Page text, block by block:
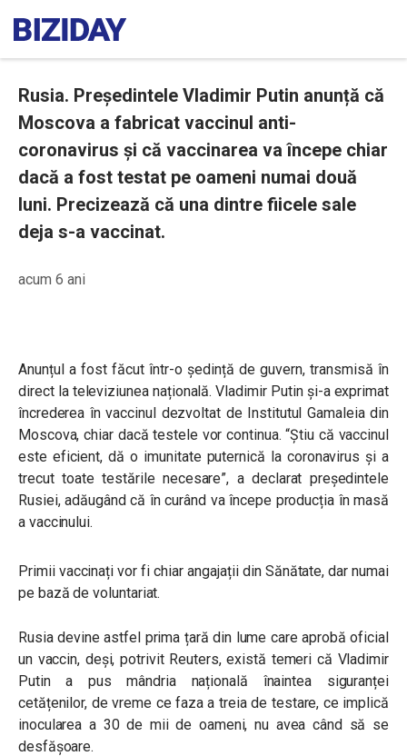
Rusia. Președintele Vladimir Putin anunță că
Moscova a fabricat vaccinul anti-
coronavirus și că vaccinarea va începe chiar
dacă a fost testat pe oameni numai două
luni. Precizează că una dintre fiicele sale
deja s-a vaccinat.
acum 6 ani
Anunțul a fost făcut într-o ședință de guvern, transmisă în
direct la televiziunea națională. Vladimir Putin și-a exprimat
încrederea în vaccinul dezvoltat de Institutul Gamaleia din
Moscova, chiar dacă testele vor continua. “Știu că vaccinul
este eficient, dă o imunitate puternică la coronavirus și a
trecut toate testările necesare”, a declarat președintele
Rusiei, adăugând că în curând va începe producția în masă
a vaccinului.
Primii vaccinați vor fi chiar angajații din Sănătate, dar numai
pe bază de voluntariat.
Rusia devine astfel prima țară din lume care aprobă oficial
un vaccin, deși, potrivit Reuters, există temeri că Vladimir
Putin a pus mândria națională înaintea siguranței
cetățenilor, de vreme ce faza a treia de testare, ce implică
inocularea a 30 de mii de oameni, nu avea când să se
desfășoare.